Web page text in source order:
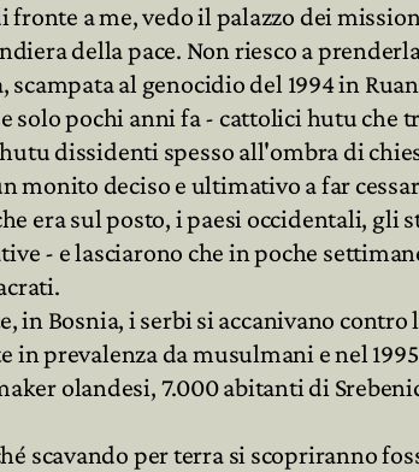
a me, vedo il palazzo dei
della pace. Non riesco a
scampata al genocidio del 1994 in
solo pochi anni fa - cattolici hutu che
dissidenti spesso all'ombra di
monito deciso e ultimativo a far
era sul posto, i paesi occidentali, gli
- e lasciarono che in poche
in Bosnia, i serbi si accanivano
in prevalenza da musulmani e nel
olandesi, 7.000 abitanti di
scavando per terra si scopriranno